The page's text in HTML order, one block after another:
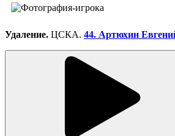
Удаление. ЦСКА. 44. Артюхин